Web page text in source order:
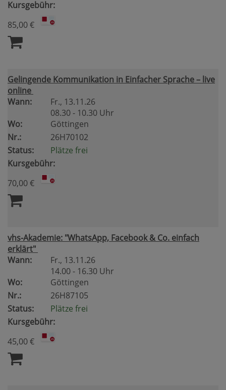
Kursgebühr:
85,00 €
Gelingende Kommunikation in Einfacher Sprache – live
online
Wann:
Fr., 13.11.26
08.30 - 10.30 Uhr
Wo:
Göttingen
Nr.:
26H70102
Status:
Plätze frei
Kursgebühr:
70,00 €
vhs-Akademie: "WhatsApp, Facebook & Co. einfach
erklärt"
Wann:
Fr., 13.11.26
14.00 - 16.30 Uhr
Wo:
Göttingen
Nr.:
26H87105
Status:
Plätze frei
Kursgebühr:
45,00 €